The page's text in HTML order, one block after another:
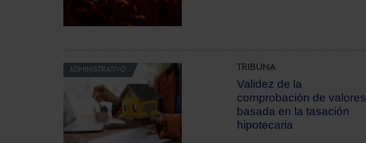
ADMINISTRATIVO TRIBUNA
Validez de la
comprobación de valores
basada en la tasación
hipotecaria